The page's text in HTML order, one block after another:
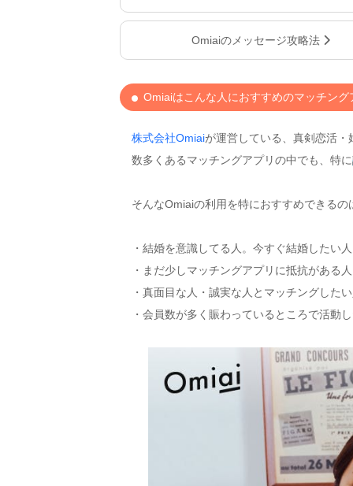
Omiaiのメッセージ攻略法
Omiaiはこんな人におすすめのマッチング
株式会社Omiaiが運営している、真剣恋活
数多くあるマッチングアプリの中でも、特に
そんなOmiaiの利用を特におすすめできるの
・結婚を意識してる人。今すぐ結婚したい
・まだ少しマッチングアプリに抵抗がある
・真面目な人・誠実な人とマッチングした
・会員数が多く賑わっているところで活動